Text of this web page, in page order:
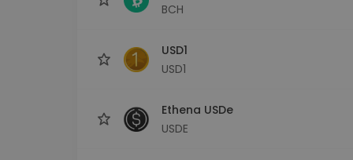
BCH
USD1
USD1
Ethena USDe
USDE